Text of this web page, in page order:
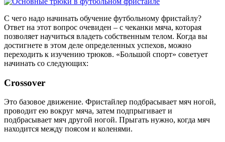
С чего надо начинать обучение футбольному фристайлу?
Ответ на этот вопрос очевиден – с чеканки мяча, которая
позволяет научиться владеть собственным телом. Когда вы
достигнете в этом деле определенных успехов, можно
переходить к изучению трюков. «Большой спорт» советует
начинать со следующих:
Crossover
Это базовое движение. Фристайлер подбрасывает мяч ногой,
проводит ею вокруг мяча, затем подпрыгивает и
подбрасывает мяч другой ногой. Прыгать нужно, когда мяч
находится между поясом и коленями.